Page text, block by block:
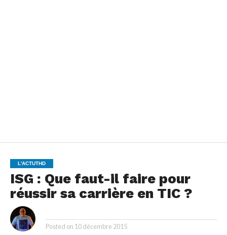
L'ACTUTHD
ISG : Que faut-il faire pour
réussir sa carrière en TIC ?
Posted on 10 décembre 2015